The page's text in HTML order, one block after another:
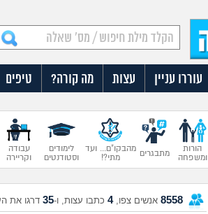
עוררו עניין עצות מה קורה? טיפים
הורות
ומשפחה
מתבגרים
מהבקו"ם... ועד
מתי?!
לימודים
וסטודנטים
עבודה
וקריירה
8558 אנשים צפו,4 כתבו עצות, ו-35 דרגו את